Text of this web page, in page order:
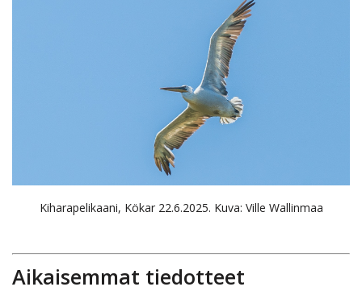
Kiharapelikaani, Kökar 22.6.2025. Kuva: Ville Wallinmaa
Aikaisemmat tiedotteet